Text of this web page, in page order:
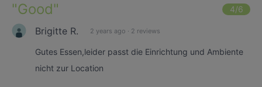
"Good" 4/6
Brigitte R. 2 years ago · 2 reviews
Gutes Essen,leider passt die Einrichtung und Ambiente
nicht zur Location